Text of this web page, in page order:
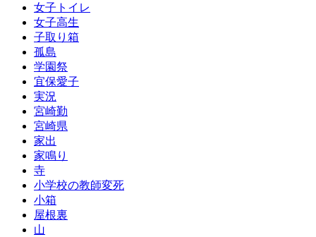
女子トイレ
女子高生
子取り箱
孤島
学園祭
宜保愛子
実況
宮崎勤
宮崎県
家出
家鳴り
寺
小学校の教師変死
小箱
屋根裏
山